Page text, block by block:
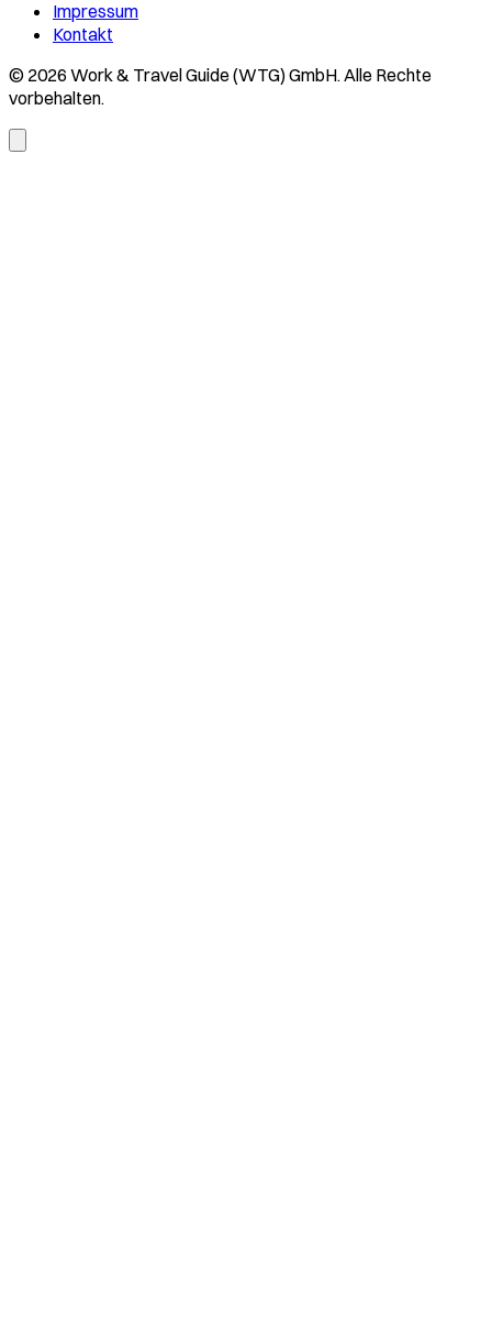
Impressum
Kontakt
© 2026 Work & Travel Guide (WTG) GmbH. Alle Rechte
vorbehalten.